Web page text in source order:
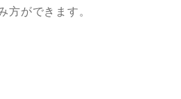
方ができます。